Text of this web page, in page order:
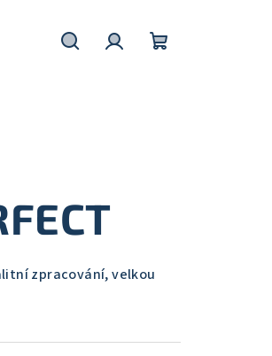
zpracování, velkou